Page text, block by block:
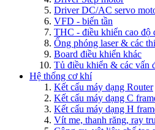
Driver DC/AC servo
VFD - biến tần
THC - điều khiển cao độ
Ống phóng laser & các
Board điều khiển khác
Tủ điều khiển & các vấn
Hệ thống cơ khí
Kết cấu máy dạng Router
Kết cấu máy dạng C
Kết cấu máy dạng H
Vít me, thanh răng, ray